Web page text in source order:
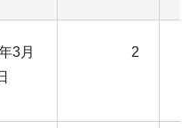
3月
2